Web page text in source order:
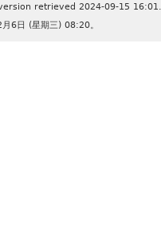
retrieved 2024-09-15 16:01.
6日 (星期三) 08:20。